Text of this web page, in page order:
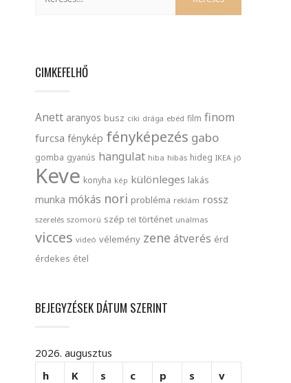
CIMKEFELHŐ
Anett aranyos busz ciki drága ebéd film finom
furcsa fénykép fényképezés gabo
gomba gyanús hangulat hiba hibás hideg IKEA jó
Keve konyha kép különleges lakás
munka mókás nori probléma reklám rossz
szerelés szomorú szép tél történet unalmas
vicces videó vélemény zene átverés érd
érdekes étel
BEJEGYZÉSEK DÁTUM SZERINT
2026. augusztus
h
K s c p s
v